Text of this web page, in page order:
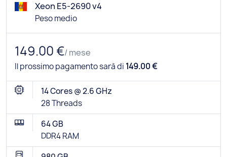
Xeon E5-2690 v4
Peso medio
149.00 €/ mese
Il prossimo pagamento sarà di 149.00 €
14 Cores @ 2.6 GHz
28 Threads
64 GB
DDR4 RAM